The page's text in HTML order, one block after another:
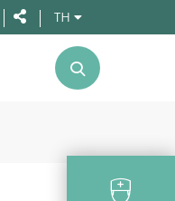
TH